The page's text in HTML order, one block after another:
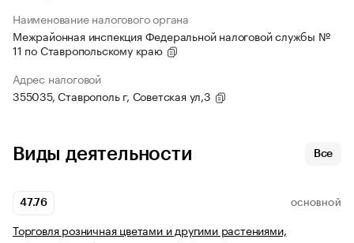
Наименование налогового органа
Межрайонная инспекция Федеральной налоговой службы №
11 по Ставропольскому краю
Адрес налоговой
355035, Ставрополь г, Советская ул,3
Виды деятельности Все
47.76 ОСНОВНОЙ
Торговля розничная цветами и другими растениями,